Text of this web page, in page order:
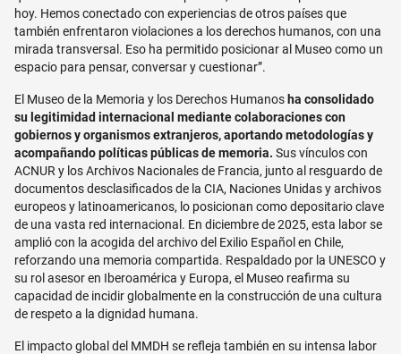
hoy. Hemos conectado con experiencias de otros países que
también enfrentaron violaciones a los derechos humanos, con una
mirada transversal. Eso ha permitido posicionar al Museo como un
espacio para pensar, conversar y cuestionar”.
El Museo de la Memoria y los Derechos Humanos ha consolidado
su legitimidad internacional mediante colaboraciones con
gobiernos y organismos extranjeros, aportando metodologías y
acompañando políticas públicas de memoria. Sus vínculos con
ACNUR y los Archivos Nacionales de Francia, junto al resguardo de
documentos desclasificados de la CIA, Naciones Unidas y archivos
europeos y latinoamericanos, lo posicionan como depositario clave
de una vasta red internacional. En diciembre de 2025, esta labor se
amplió con la acogida del archivo del Exilio Español en Chile,
reforzando una memoria compartida. Respaldado por la UNESCO y
su rol asesor en Iberoamérica y Europa, el Museo reafirma su
capacidad de incidir globalmente en la construcción de una cultura
de respeto a la dignidad humana.
El impacto global del MMDH se refleja también en su intensa labor